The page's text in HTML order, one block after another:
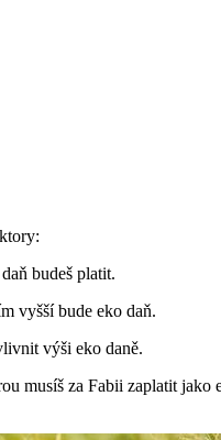
budeš platit.
vyšší bude eko daň.
výši eko daně.
musíš za Fabii zaplatit